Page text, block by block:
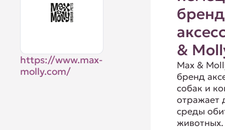
https://www.max-
molly.com/
&
Max &
бренд
собак и
отражает
среды